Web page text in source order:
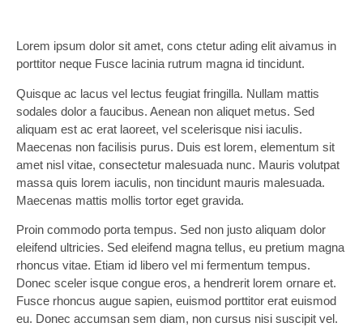
Lorem ipsum dolor sit amet, cons ctetur ading elit aivamus in
porttitor neque Fusce lacinia rutrum magna id tincidunt.
Quisque ac lacus vel lectus feugiat fringilla. Nullam mattis
sodales dolor a faucibus. Aenean non aliquet metus. Sed
aliquam est ac erat laoreet, vel scelerisque nisi iaculis.
Maecenas non facilisis purus. Duis est lorem, elementum sit
amet nisl vitae, consectetur malesuada nunc. Mauris volutpat
massa quis lorem iaculis, non tincidunt mauris malesuada.
Maecenas mattis mollis tortor eget gravida.
Proin commodo porta tempus. Sed non justo aliquam dolor
eleifend ultricies. Sed eleifend magna tellus, eu pretium magna
rhoncus vitae. Etiam id libero vel mi fermentum tempus.
Donec sceler isque congue eros, a hendrerit lorem ornare et.
Fusce rhoncus augue sapien, euismod porttitor erat euismod
eu. Donec accumsan sem diam, non cursus nisi suscipit vel.